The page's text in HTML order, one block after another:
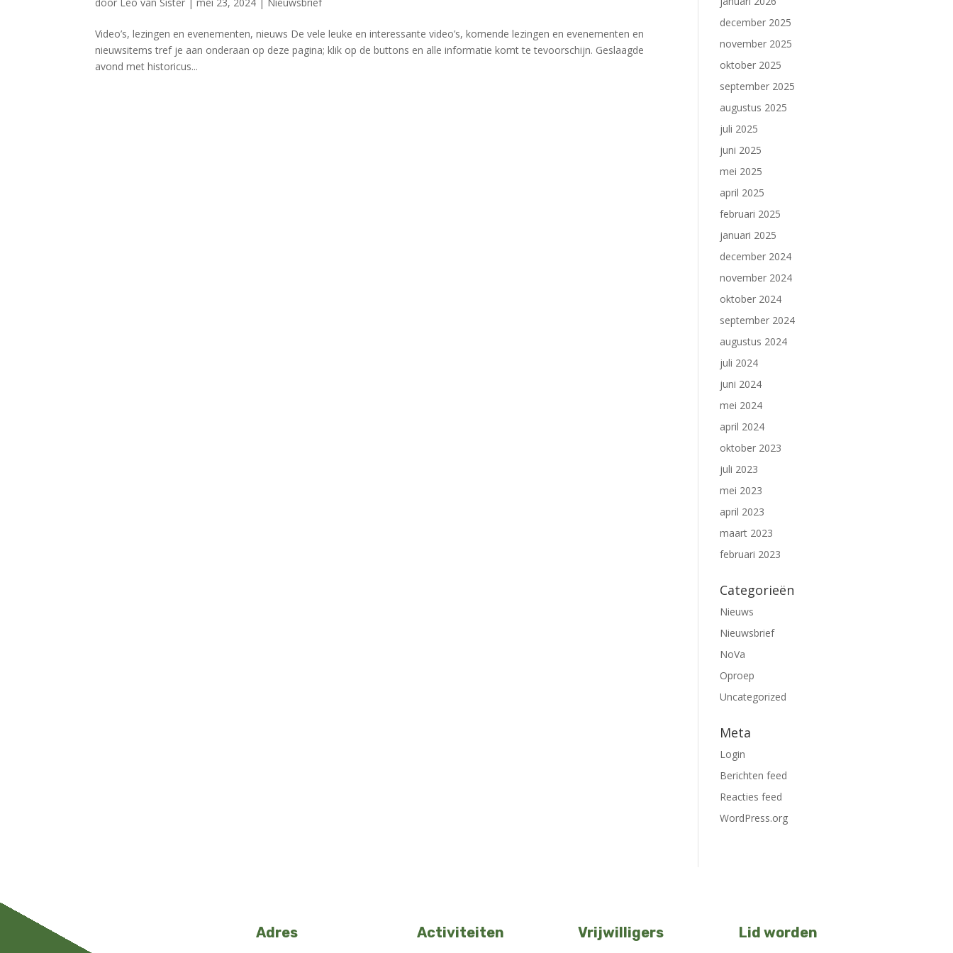
Video’s, lezingen en evenementen, nieuws De vele leuke en interessante video’s, komende lezingen en evenementen en
nieuwsitems tref je aan onderaan op deze pagina; klik op de buttons en alle informatie komt te tevoorschijn. Geslaagde
avond met historicus...
december 2025
november 2025
oktober 2025
september 2025
augustus 2025
juli 2025
juni 2025
mei 2025
april 2025
februari 2025
januari 2025
december 2024
november 2024
oktober 2024
september 2024
augustus 2024
juli 2024
juni 2024
mei 2024
april 2024
oktober 2023
juli 2023
mei 2023
april 2023
maart 2023
februari 2023
Categorieën
Nieuws
Nieuwsbrief
NoVa
Oproep
Uncategorized
Meta
Login
Berichten feed
Reacties feed
WordPress.org
Adres Activiteiten Vrijwilligers Lid worden